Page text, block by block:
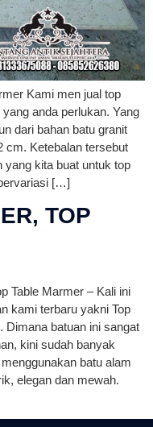
Kami men jual top
anda perlukan. Yang
dari bahan batu granit
cm. Ketebalan tersebut
yang kita buat untuk top
[…]
TOP
Table Marmer – Kali ini
kami terbaru yakni Top
Dimana batuan ini sangat
kini sudah banyak
batu alam
elegan dan mewah.